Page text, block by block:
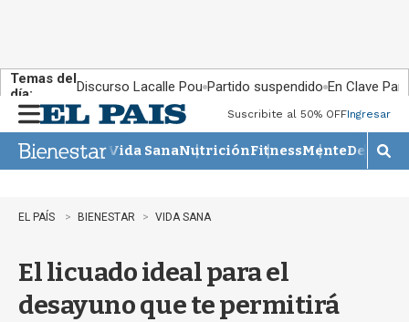
Temas del
día:
Discurso Lacalle Pou Partido suspendido En Clave País
n
u
Suscribite al 50% OFFIngresar
Vida SanaNutriciónFitnessMente
M
o
EL PAÍS BIENESTAR VIDA SANA
El licuado ideal para el
desayuno que te permitirá